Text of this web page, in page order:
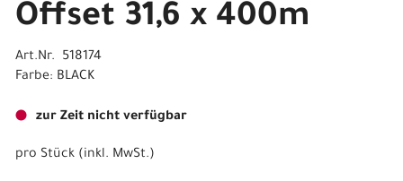
Offset 31,6 x 400m
Art.Nr. 518174
Farbe: BLACK
zur Zeit nicht verfügbar
pro Stück (inkl. MwSt.)